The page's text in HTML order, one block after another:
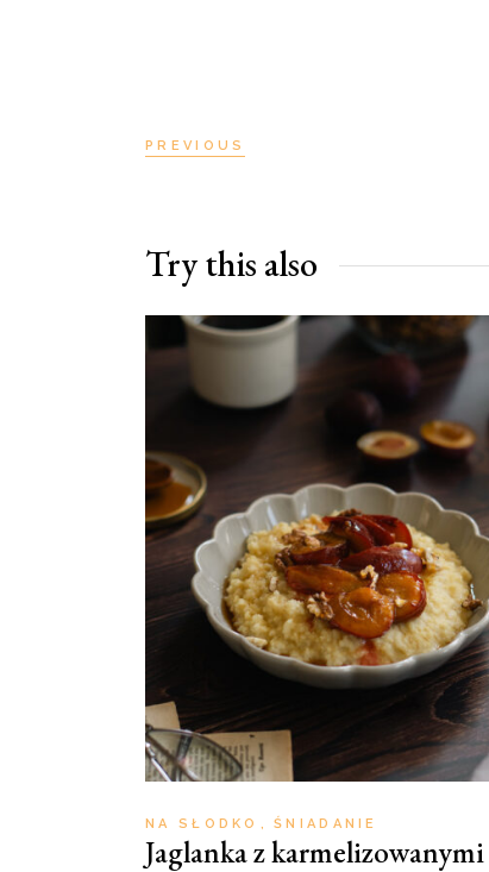
PREVIOUS
Try this also
NA SŁODKO ŚNIADANIE
Jaglanka z karmelizowanymi